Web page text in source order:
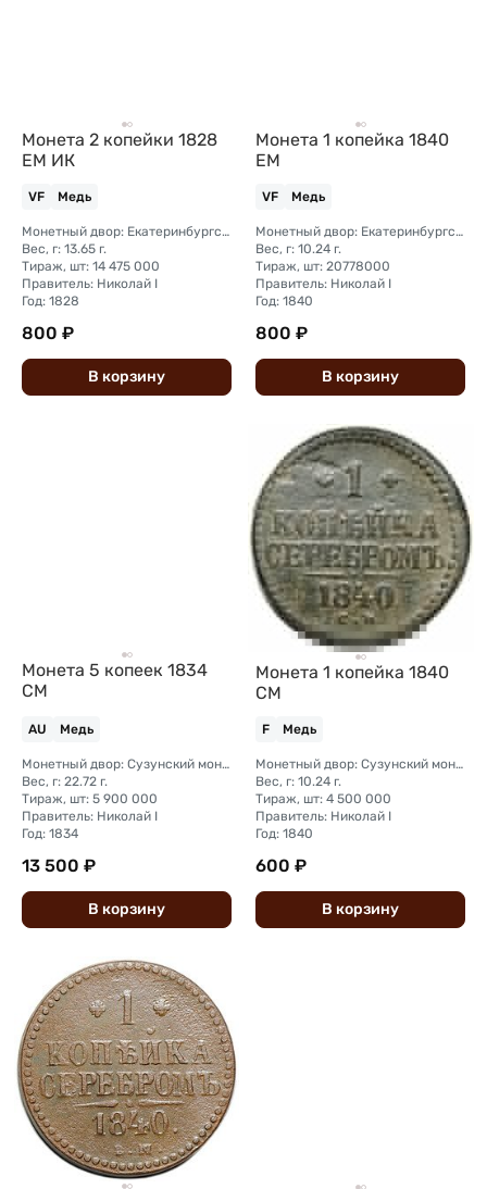
Монета 2 копейки 1828
ЕМ ИК
VF Медь
Монетный двор: Екатеринбургский монетный двор
Вес, г: 13.65 г.
Тираж, шт: 14 475 000
Правитель: Николай I
Год: 1828
800 ₽
В корзину
Монета 1 копейка 1840
ЕМ
VF Медь
Монетный двор: Екатеринбургский монетный двор
Вес, г: 10.24 г.
Тираж, шт: 20778000
Правитель: Николай I
Год: 1840
800 ₽
В корзину
Монета 5 копеек 1834
СМ
AU Медь
Монетный двор: Сузунский монетный двор (Сибирь)
Вес, г: 22.72 г.
Тираж, шт: 5 900 000
Правитель: Николай I
Год: 1834
13 500 ₽
В корзину
Монета 1 копейка 1840
СМ
F Медь
Монетный двор: Сузунский монетный двор (Сибирь)
Вес, г: 10.24 г.
Тираж, шт: 4 500 000
Правитель: Николай I
Год: 1840
600 ₽
В корзину